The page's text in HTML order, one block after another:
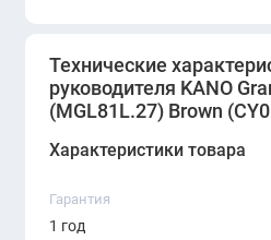
Функциональность:
Стол
элементами для
переговоров и выполнения
Приобретите офисный стол
и добавьте элегантность и
Технические
руководителя KANO
(MGL81L.27) Brown
Характеристики товара
Гарантия
1 год